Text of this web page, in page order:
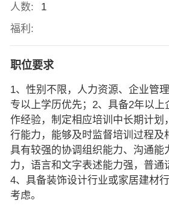
人数:
1
福利:
职位要求
1、性别不限，人力资源、企业管
专以上学历优先；2、具备2年以上
作经验，制定相应培训中长期计划
行能力，能够及时监督培训过程及
具有较强的协调组织能力、沟通能
力，语言和文字表述能力强，普通
4、具备装饰设计行业或家居建材
考虑。